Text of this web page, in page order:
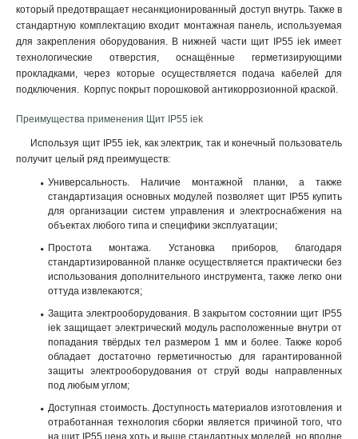
который предотвращает несанкционированный доступ внутрь. Также в
стандартную комплектацию входит монтажная панель, используемая
для закрепления оборудования. В нижней части щит IP55 iek имеет
технологические отверстия, оснащённые герметизирующими
прокладками, через которые осуществляется подача кабелей для
подключения. Корпус покрыт порошковой антикоррозионной краской.
Преимущества применения Щит IP55 iek
Используя щит IP55 iek, как электрик, так и конечный пользователь
получит целый ряд преимуществ:
Универсальность. Наличие монтажной планки, а также
стандартизация основных модулей позволяет щит IP55 купить
для организации систем управления и электроснабжения на
объектах любого типа и специфики эксплуатации;
Простота монтажа. Установка приборов, благодаря
стандартизированной планке осуществляется практически без
использования дополнительного инструмента, также легко они
оттуда извлекаются;
Защита электрооборудования. В закрытом состоянии щит IP55
iek защищает электрический модуль расположенные внутри от
попадания твёрдых тел размером 1 мм и более. Также короб
обладает достаточно герметичностью для гарантированной
защиты электрооборудования от струй воды направленных
под любым углом;
Доступная стоимость. Доступность материалов изготовления и
отработанная технология сборки является причиной того, что
на щит IP55 цена хоть и выше стандартных моделей, но вполне